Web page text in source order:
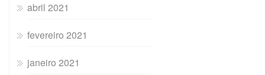
abril 2021
fevereiro 2021
janeiro 2021